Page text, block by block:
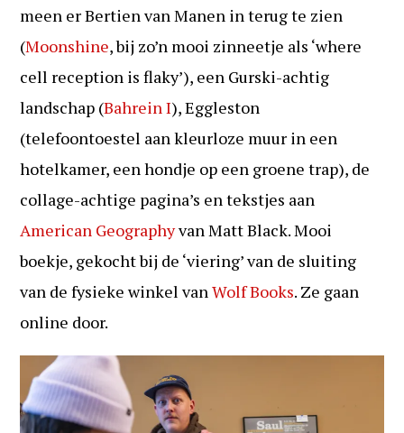
meen er Bertien van Manen in terug te zien
(Moonshine, bij zo’n mooi zinneetje als ‘where
cell reception is flaky’), een Gurski-achtig
landschap (Bahrein I), Eggleston
(telefoontoestel aan kleurloze muur in een
hotelkamer, een hondje op een groene trap), de
collage-achtige pagina’s en tekstjes aan
American Geographyvan Matt Black. Mooi
boekje, gekocht bij de ‘viering’ van de sluiting
van de fysieke winkel vanWolf Books. Ze gaan
online door.